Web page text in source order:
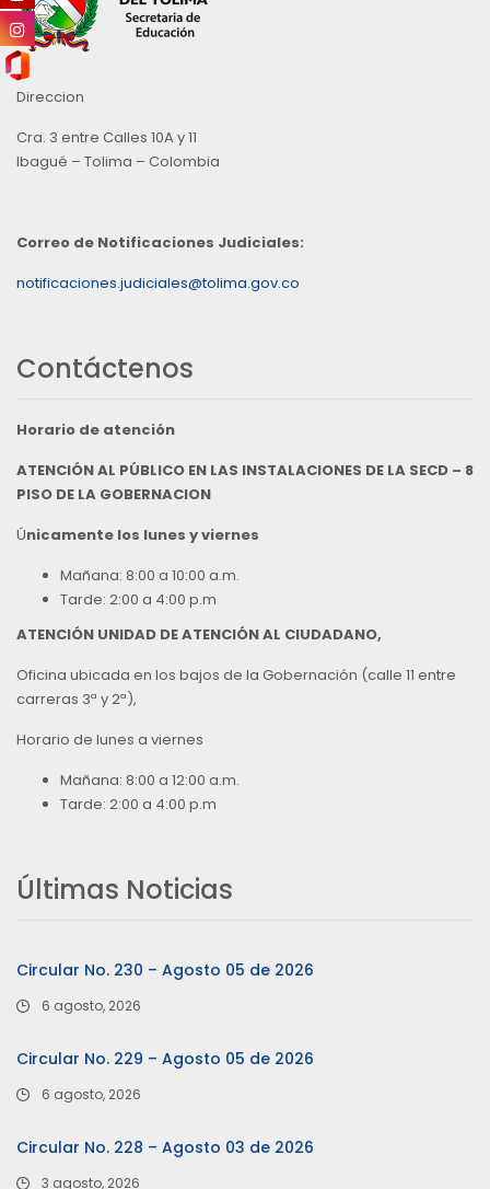
Direccion
Cra. 3 entre Calles 10A y 11
Ibagué – Tolima – Colombia
Correo de Notificaciones Judiciales:
notificaciones.judiciales@tolima.gov.co
Contáctenos
Horario de atención
ATENCIÓN AL PÚBLICO EN LAS INSTALACIONES DE LA SECD – 8
PISO DE LA GOBERNACION
Únicamente los lunes y viernes
Mañana: 8:00 a 10:00 a.m.
Tarde: 2:00 a 4:00 p.m
ATENCIÓN UNIDAD DE ATENCIÓN AL CIUDADANO,
Oficina ubicada en los bajos de la Gobernación (calle 11 entre
carreras 3ª y 2ª),
Horario de lunes a viernes
Mañana: 8:00 a 12:00 a.m.
Tarde: 2:00 a 4:00 p.m
Últimas Noticias
Circular No. 230 – Agosto 05 de 2026
6 agosto, 2026
Circular No. 229 – Agosto 05 de 2026
6 agosto, 2026
Circular No. 228 – Agosto 03 de 2026
3 agosto, 2026